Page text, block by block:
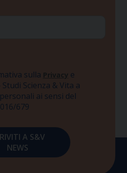
sulla Privacy e
Scienza & Vita a
ai sensi del
679